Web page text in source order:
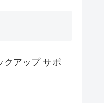
クアップ サポ